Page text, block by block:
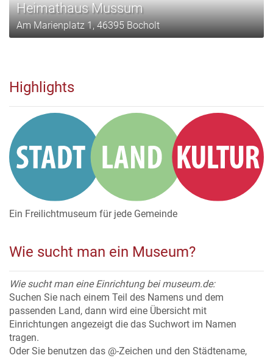
Heimathaus Mussum
Am Marienplatz 1, 46395 Bocholt
Highlights
Ein Freilichtmuseum für jede Gemeinde
Wie sucht man ein Museum?
Wie sucht man eine Einrichtung bei museum.de:
Suchen Sie nach einem Teil des Namens und dem
passenden Land, dann wird eine Übersicht mit
Einrichtungen angezeigt die das Suchwort im Namen
tragen.
Oder Sie benutzen das @-Zeichen und den Städtename,